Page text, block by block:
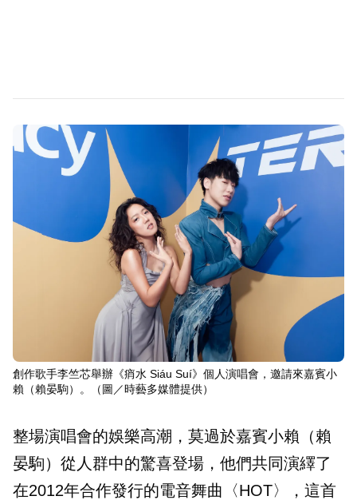
創作歌手李竺芯舉辦《痟水 Siáu Suí》個人演唱會，邀請來嘉賓小
賴（賴晏駒）。（圖／時藝多媒體提供）
整場演唱會的娛樂高潮，莫過於嘉賓小賴（賴
晏駒）從人群中的驚喜登場，他們共同演繹了
在2012年合作發行的電音舞曲〈HOT〉，這首